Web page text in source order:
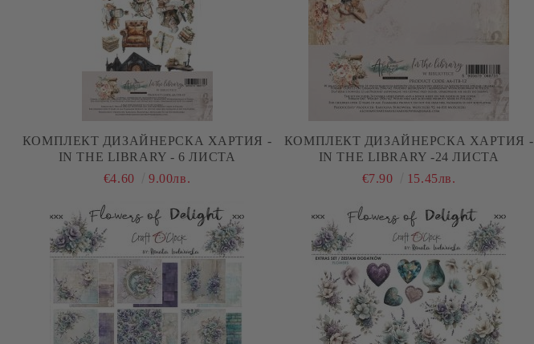
КОМПЛЕКТ ДИЗАЙНЕРСКА ХАРТИЯ -
IN THE LIBRARY - 6 ЛИСТА
€4.60
9.00лв.
КОМПЛЕКТ ДИЗАЙНЕРСКА ХАРТИЯ -
IN THE LIBRARY -24 ЛИСТА
€7.90
15.45лв.